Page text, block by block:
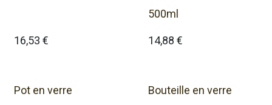
16,53 €
500ml
14,88 €
Pot en verre
Bouteille en verre